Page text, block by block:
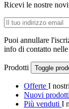
Ricevi le nostre
Puoi annullare
info di contatto
Prodotti Toggle
Offerte I
Nuovi prodotti
Più venduti I